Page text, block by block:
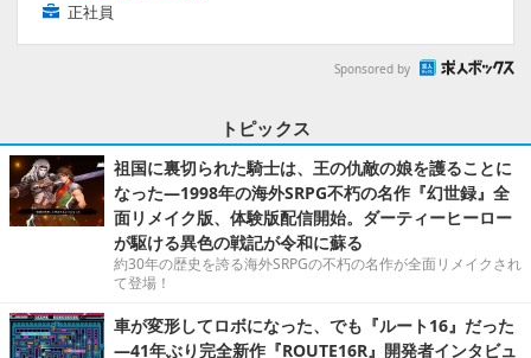
正社員
Sponsored by
トピックス
祖国に裏切られた騎士は、王の仇敵の娘を護ることに
なった―1998年の海外SRPG不朽の名作『幻世録』全
面リメイク版、体験版配信開始。ダーティーヒーロー
が駆ける異色の戦記が令和に蘇る
約30年の歴史を誇る海外SRPGの不朽の名作が全面リメイクされ
て登場！
車が変形してロボになった、でも『ルート16』だった
―41年ぶり完全新作『ROUTE16R』開発者インタビュ